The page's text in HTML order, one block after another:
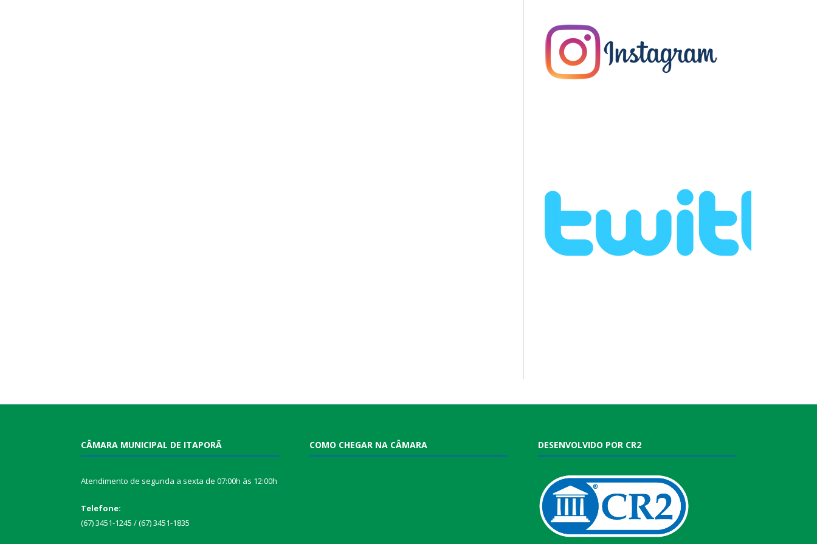
CÂMARA MUNICIPAL DE ITAPORÃ
Atendimento de segunda a sexta de 07:00h às 12:00h
Telefone:
(67) 3451-1245 / (67) 3451-1835
COMO CHEGAR NA CÂMARA DESENVOLVIDO POR CR2